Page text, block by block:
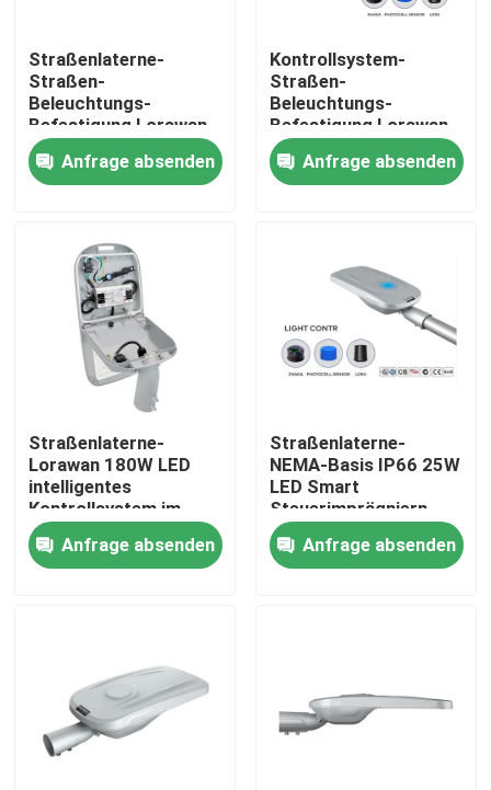
Heim
Videos
ÜBER US
Fabrik-Ausflug
Qualitätskontrolle
Fordern Sie ein Zitat
LED-STADIONS-LICHT
Straßenlaterne-
Straßen-
Beleuchtungs-
Befestigung Lorawan
intelligenten
Kontrollsystem-LED
im Freien
Anfrage absenden
Kontrollsystem-
Straßen-
Beleuchtungs-
Befestigung Lorawan
intelligente mit
Lichtsensor
Anfrage absenden
Straßenlaterne-
Lorawan 180W LED
intelligentes
Kontrollsystem im
Freien Zhaga
Anfrage absenden
Straßenlaterne-
NEMA-Basis IP66 25W
LED Smart
Steuerimprägniern
Anfrage absenden